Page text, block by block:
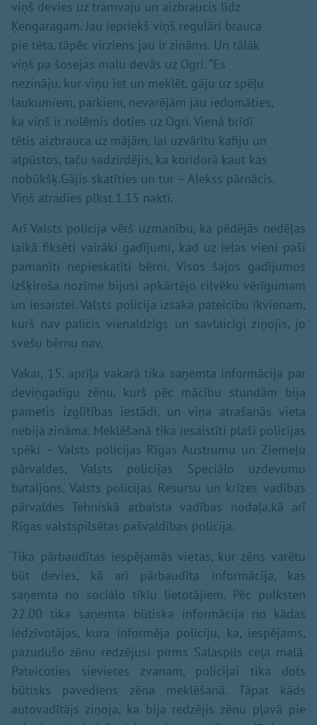
viņš devies uz tramvaju un aizbraucis līdz
Ķengaragam. Jau iepriekš viņš regulāri brauca
pie tēta, tāpēc virziens jau ir zināms. Un tālāk
viņš pa šosejas malu devās uz Ogri. “Es
nezināju, kur viņu iet un meklēt, gāju uz spēļu
laukumiem, parkiem, nevarējām jau iedomāties,
ka viņš ir nolēmis doties uz Ogri. Vienā brīdī
tētis aizbrauca uz mājām, lai uzvārītu kafiju un
atpūstos, taču sadzirdējis, ka koridorā kaut kas
nobūkšķ.Gājis skatīties un tur – Alekss pārnācis.
Viņš atradies plkst.1.15 naktī.
Arī Valsts policija vērš uzmanību, ka pēdējās nedēļas
laikā fiksēti vairāki gadījumi, kad uz ielas vieni paši
pamanīti nepieskatīti bērni. Visos šajos gadījumos
izšķiroša nozīme bijusi apkārtējo cilvēku vērīgumam
un iesaistei. Valsts policija izsaka pateicību ikvienam,
kurš nav palicis vienaldzīgs un savlaicīgi ziņojis, jo
svešu bērnu nav.
Vakar, 15. aprīļa vakarā tika saņemta informācija par
deviņgadīgu zēnu, kurš pēc mācību stundām bija
pametis izglītības iestādi, un viņa atrašanās vieta
nebija zināma. Meklēšanā tika iesaistīti plaši policijas
spēki – Valsts policijas Rīgas Austrumu un Ziemeļu
pārvaldes, Valsts policijas Speciālo uzdevumu
bataljons, Valsts policijas Resursu un krīzes vadības
pārvaldes Tehniskā atbalsta vadības nodaļa,kā arī
Rīgas valstspilsētas pašvaldības policija.
Tika pārbaudītas iespējamās vietas, kur zēns varētu
būt devies, kā arī pārbaudīta informācija, kas
saņemta no sociālo tīklu lietotājiem. Pēc pulksten
22.00 tika saņemta būtiska informācija no kādas
iedzīvotājas, kura informēja policiju, ka, iespējams,
pazudušo zēnu redzējusi pirms Salaspils ceļa malā.
Pateicoties sievietes zvanam, policijai tika dots
būtisks pavediens zēna meklēšanā. Tāpat kāds
autovadītājs ziņoja, ka bija redzējis zēnu pļavā pie